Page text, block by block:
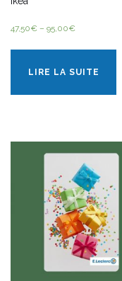
47,50€ – 95,00€
LIRE LA SUITE